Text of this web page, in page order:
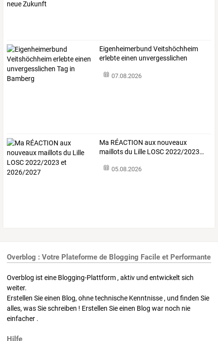
Eigenheimerbund Veitshöchheim
erlebteeinen unvergesslichen
07.08.2026
Ma RÉACTION aux nouveaux
maillotsdu Lille LOSC2022/2023…
05.08.2026
Overblog : Votre Plateforme de Blogging Facile et Performante
Overblog ist eine Blogging-Plattform , aktiv und entwickelt sich
weiter.
Erstellen Sie einen Blog, ohne technische Kenntnisse , und finden Sie
alles, was Sie schreiben ! Erstellen Sie einen Blog war noch nie
einfacher .
Hilfe